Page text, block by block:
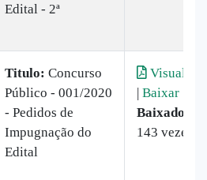
Edital - 2ª
Titulo: Concurso
Público - 001/2020
- Pedidos de
Impugnação do
Edital
Visualizar
| Baixar
Baixado:
143 vezes